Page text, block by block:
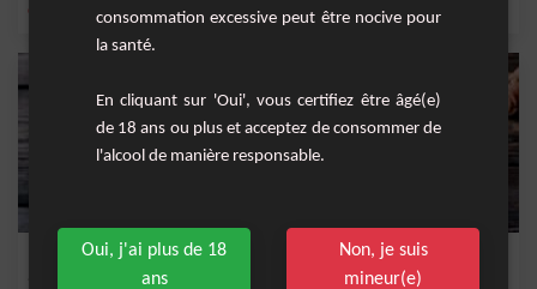
citron ,vodka , crème de cassis,sucre
Kir breton
consommation excessive peut être nocive pour
la santé.
En cliquant sur 'Oui', vous certifiez être âgé(e)
de 18 ans ou plus et acceptez de consommer de
l'alcool de manière responsable.
Oui, j'ai plus de 18
ans
Non, je suis
mineur(e)